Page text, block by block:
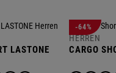
LASTONE
HERREN
CARGO
-64%